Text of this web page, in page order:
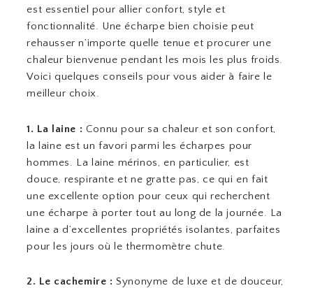
est essentiel pour allier confort, style et
fonctionnalité. Une écharpe bien choisie peut
rehausser n’importe quelle tenue et procurer une
chaleur bienvenue pendant les mois les plus froids.
Voici quelques conseils pour vous aider à faire le
meilleur choix.
1. La laine : Connu pour sa chaleur et son confort,
la laine est un favori parmi les écharpes pour
hommes. La laine mérinos, en particulier, est
douce, respirante et ne gratte pas, ce qui en fait
une excellente option pour ceux qui recherchent
une écharpe à porter tout au long de la journée. La
laine a d’excellentes propriétés isolantes, parfaites
pour les jours où le thermomètre chute.
2. Le cachemire : Synonyme de luxe et de douceur,